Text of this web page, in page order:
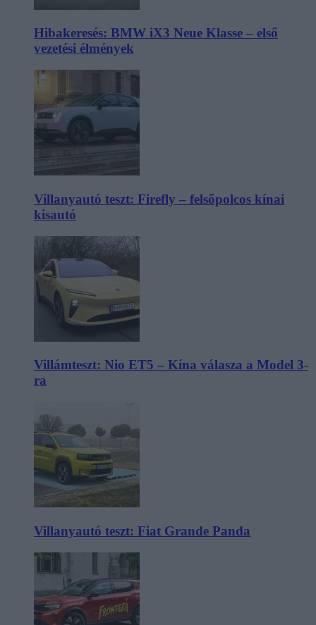
Hibakeresés: BMW iX3 Neue Klasse – első
vezetési élmények
Villanyautó teszt: Firefly – felsőpolcos kínai
kisautó
Villámteszt: Nio ET5 – Kína válasza a Model 3-
ra
Villanyautó teszt: Fiat Grande Panda